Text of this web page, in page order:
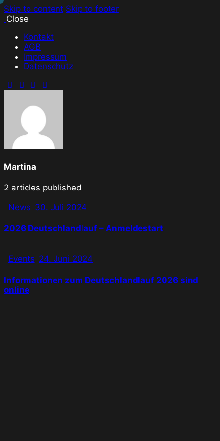
Skip to content Skip to footer
Close
Kontakt
AGB
Impressum
Datenschutz
Martina
2 articles published
News 30. Juli 2024
2026 Deutschlandlauf – Anmeldestart
Events 24. Juni 2024
Informationen zum Deutschlandlauf 2026 sind
online